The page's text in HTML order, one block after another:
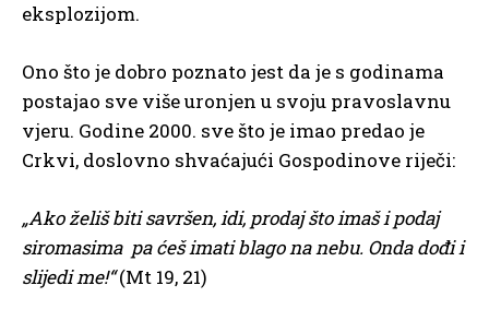
eksplozijom.
Ono što je dobro poznato jest da je s godinama
postajao sve više uronjen u svoju pravoslavnu
vjeru. Godine 2000. sve što je imao predao je
Crkvi, doslovno shvaćajući Gospodinove riječi:
„Ako želiš biti savršen, idi, prodaj što imaš i podaj
siromasima pa ćeš imati blago na nebu. Onda dođi i
slijedi me!“(Mt 19, 21)